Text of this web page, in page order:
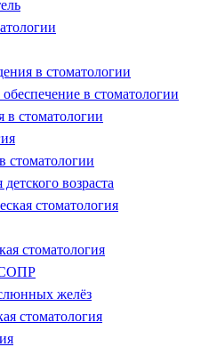
в стоматологии
в стоматологии
в стоматологии
стоматологии
возраста
стоматология
стоматология
СОПР
желёз
стоматология